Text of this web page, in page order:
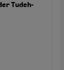
Tudeh-